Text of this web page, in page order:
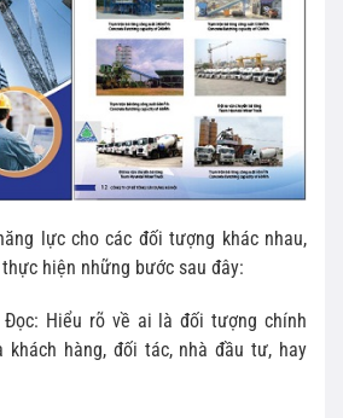
lực cho các đối tượng khác nhau,
hiện những bước sau đây:
Hiểu rõ về ai là đối tượng chính
khách hàng, đối tác, nhà đầu tư, hay